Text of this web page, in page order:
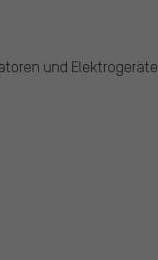
und Elektrogeräte